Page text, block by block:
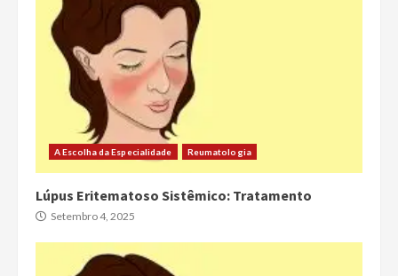
A Escolha da Especialidade Reumatologia
Lúpus Eritematoso Sistêmico: Tratamento
Setembro 4, 2025